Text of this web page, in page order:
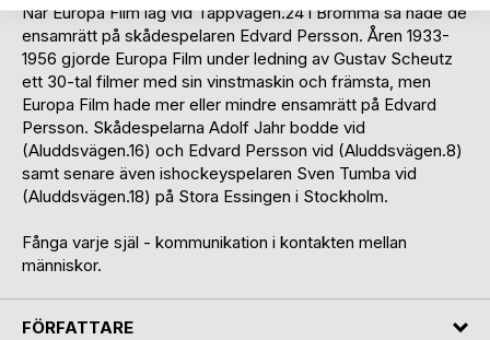
När Europa Film låg vid Tappvägen.24 i Bromma så hade de
ensamrätt på skådespelaren Edvard Persson. Åren 1933-
1956 gjorde Europa Film under ledning av Gustav Scheutz
ett 30-tal filmer med sin vinstmaskin och främsta, men
Europa Film hade mer eller mindre ensamrätt på Edvard
Persson. Skådespelarna Adolf Jahr bodde vid
(Aluddsvägen.16) och Edvard Persson vid (Aluddsvägen.8)
samt senare även ishockeyspelaren Sven Tumba vid
(Aluddsvägen.18) på Stora Essingen i Stockholm.
Fånga varje själ - kommunikation i kontakten mellan
människor.
FÖRFATTARE